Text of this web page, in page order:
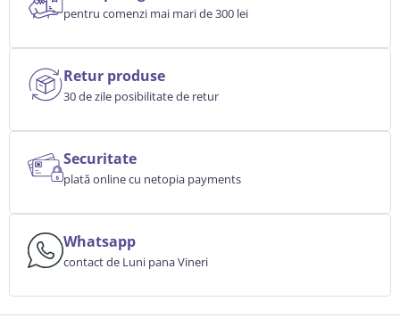
pentru comenzi mai mari de 300 lei
Retur produse
30 de zile posibilitate de retur
Securitate
plată online cu netopia payments
Whatsapp
contact de Luni pana Vineri